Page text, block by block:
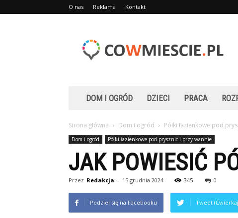
O nas Reklama Kontakt
DOM I OGRÓD DZIECI PRACA
Strona główna Dom i ogród Półki łazienkowe pod
Dom i ogród Półki łazienkowe pod prysznic i przy wannie
JAK POWIESIĆ
Przez Redakcja - 15 grudnia 2024 345 0
Podziel się na Facebooku Tweet